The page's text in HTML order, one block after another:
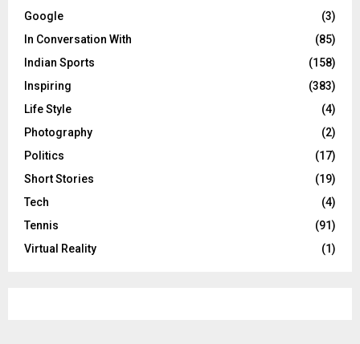
Google
(3)
In Conversation With
(85)
Indian Sports
(158)
Inspiring
(383)
Life Style
(4)
Photography
(2)
Politics
(17)
Short Stories
(19)
Tech
(4)
Tennis
(91)
Virtual Reality
(1)